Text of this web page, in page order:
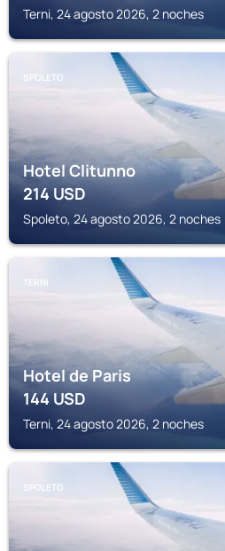
Terni, 24 agosto 2026, 2 noches
SPOLETO
Hotel Clitunno
214USD
Spoleto, 24 agosto 2026, 2 noches
TERNI
Hotel de Paris
144USD
Terni, 24 agosto 2026, 2 noches
SPOLETO